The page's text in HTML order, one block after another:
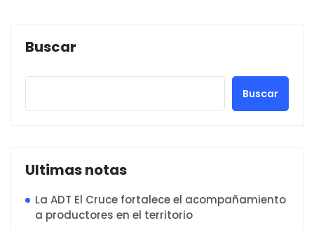
Buscar
Buscar
Ultimas notas
La ADT El Cruce fortalece el acompañamiento
a productores en el territorio